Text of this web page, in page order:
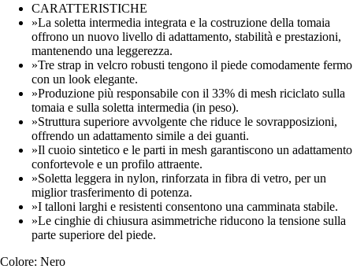
CARATTERISTICHE
»La soletta intermedia integrata e la costruzione della tomaia
offrono un nuovo livello di adattamento, stabilità e prestazioni,
mantenendo una leggerezza.
»Tre strap in velcro robusti tengono il piede comodamente fermo
con un look elegante.
»Produzione più responsabile con il 33% di mesh riciclato sulla
tomaia e sulla soletta intermedia (in peso).
»Struttura superiore avvolgente che riduce le sovrapposizioni,
offrendo un adattamento simile a dei guanti.
»Il cuoio sintetico e le parti in mesh garantiscono un adattamento
confortevole e un profilo attraente.
»Soletta leggera in nylon, rinforzata in fibra di vetro, per un
miglior trasferimento di potenza.
»I talloni larghi e resistenti consentono una camminata stabile.
»Le cinghie di chiusura asimmetriche riducono la tensione sulla
parte superiore del piede.
Colore: Nero